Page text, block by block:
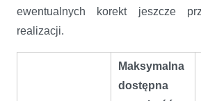
ewentualnych korekt jeszcze
realizacji.
Maksymalna
dostępna